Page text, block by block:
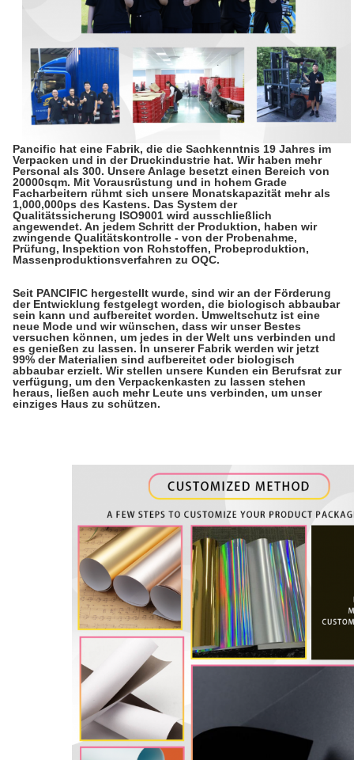
Pancific hat eine Fabrik, die die Sachkenntnis 19 Jahres im
Verpacken und in der Druckindustrie hat. Wir haben mehr
Personal als 300. Unsere Anlage besetzt einen Bereich von
20000sqm. Mit Vorausrüstung und in hohem Grade
Facharbeitern rühmt sich unsere Monatskapazität mehr als
1,000,000ps des Kastens. Das System der
Qualitätssicherung ISO9001 wird ausschließlich
angewendet. An jedem Schritt der Produktion, haben wir
zwingende Qualitätskontrolle - von der Probenahme,
Prüfung, Inspektion von Rohstoffen, Probeproduktion,
Massenproduktionsverfahren zu OQC.
Seit PANCIFIC hergestellt wurde, sind wir an der Förderung
der Entwicklung festgelegt worden, die biologisch abbaubar
sein kann und aufbereitet worden. Umweltschutz ist eine
neue Mode und wir wünschen, dass wir unser Bestes
versuchen können, um jedes in der Welt uns verbinden und
es genießen zu lassen. In unserer Fabrik werden wir jetzt
99% der Materialien sind aufbereitet oder biologisch
abbaubar erzielt. Wir stellen unsere Kunden ein Berufsrat zur
verfügung, um den Verpackenkasten zu lassen stehen
heraus, ließen auch mehr Leute uns verbinden, um unser
einziges Haus zu schützen.